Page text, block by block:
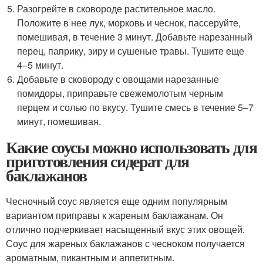
Разогрейте в сковороде растительное масло.
Положите в нее лук, морковь и чеснок, пассеруйте,
помешивая, в течение 3 минут. Добавьте нарезанный
перец, паприку, зиру и сушеные травы. Тушите еще
4–5 минут.
Добавьте в сковороду с овощами нарезанные
помидоры, приправьте свежемолотым черным
перцем и солью по вкусу. Тушите смесь в течение 5–7
минут, помешивая.
Какие соусы можно использовать для
приготовления сидерат для
баклажанов
Чесночный соус является еще одним популярным
вариантом приправы к жареным баклажанам. Он
отлично подчеркивает насыщенный вкус этих овощей.
Соус для жареных баклажанов с чесноком получается
ароматным, пикантным и аппетитным.